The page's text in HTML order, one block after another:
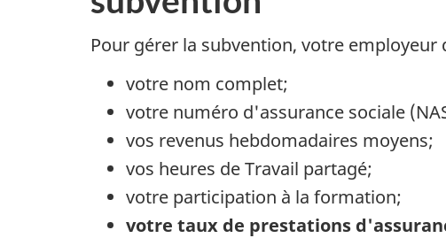
Pour gérer la subvention, votre
votre nom complet;
votre numéro d'assurance sociale
vos revenus hebdomadaires moyens;
vos heures de Travail partagé;
votre participation à la formation;
votre taux de prestations